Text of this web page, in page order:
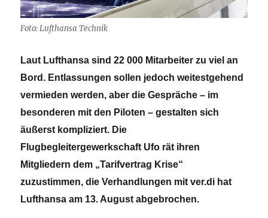
Foto: Lufthansa Technik
Laut Lufthansa sind 22 000 Mitarbeiter zu viel an
Bord. Entlassungen sollen jedoch weitestgehend
vermieden werden, aber die Gespräche – im
besonderen mit den Piloten – gestalten sich
äußerst kompliziert. Die
Flugbegleitergewerkschaft Ufo rät ihren
Mitgliedern dem „Tarifvertrag Krise“
zuzustimmen, die Verhandlungen mit ver.di hat
Lufthansa am 13. August abgebrochen.